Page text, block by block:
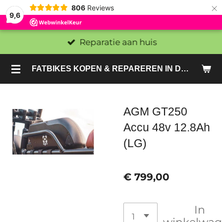
9,6
806 Reviews ×
FATBIKES KOPEN & REPAREREN IN DEN HAAG EN ZOETERMEER - SACHE BIKES
Reparatie aan huis
AGM GT250
Accu 48v 12.8Ah
(LG)
€ 799,00
In